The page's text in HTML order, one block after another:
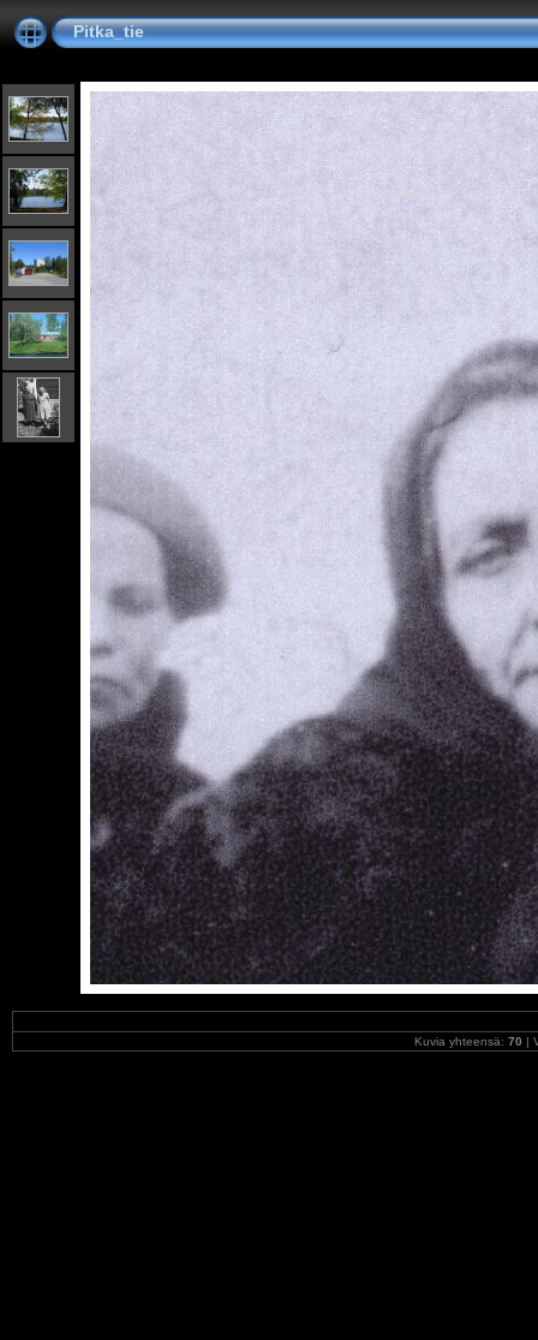
Pitka_tie
Kuvia yhteensä: 70 |